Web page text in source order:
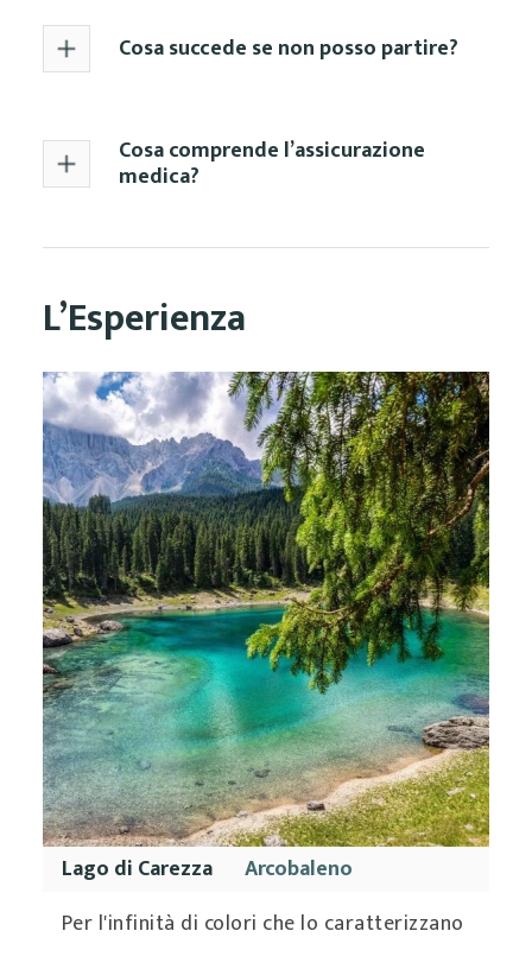
Cosa succede se non posso partire?
Cosa comprende l’assicurazione
medica?
L’Esperienza
Lago di Carezza
Arcobaleno
Per l'infinità di colori che lo caratterizzano